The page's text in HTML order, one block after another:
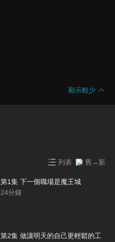
顯示較少
列表 舊→新
第1集 下一個職場是魔王城
24分鐘
第2集 做讓明天的自己更輕鬆的工